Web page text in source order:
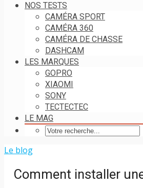
NOS TESTS
CAMÉRA SPORT
CAMÉRA 360
CAMÉRA DE CHASSE
DASHCAM
LES MARQUES
GOPRO
XIAOMI
SONY
TECTECTEC
LE MAG
Le blog
Comment installer